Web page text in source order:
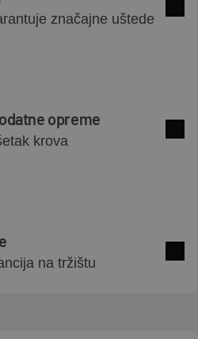
značajne uštede
opreme
krova
na tržištu